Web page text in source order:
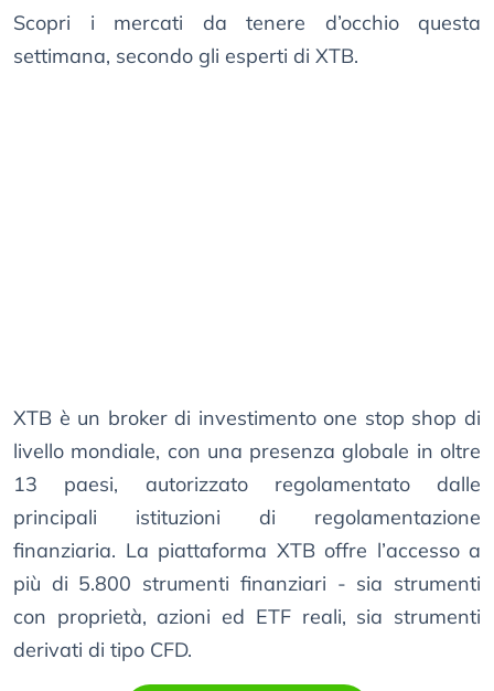
Scopri i mercati da tenere d’occhio questa
settimana, secondo gli esperti di XTB.
XTB è un broker di investimento one stop shop di
livello mondiale, con una presenza globale in oltre
13 paesi, autorizzato regolamentato dalle
principali istituzioni di regolamentazione
finanziaria. La piattaforma XTB offre l’accesso a
più di 5.800 strumenti finanziari - sia strumenti
con proprietà, azioni ed ETF reali, sia strumenti
derivati ​​di tipo CFD.